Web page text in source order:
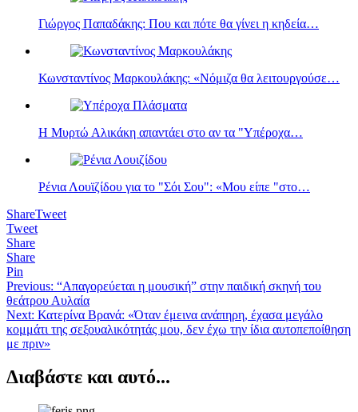
Γιώργος Παπαδάκης: Που και πότε θα γίνει η κηδεία…
Κωνσταντίνος Μαρκουλάκης: «Νόμιζα θα λειτουργούσε…
Η Μυρτώ Αλικάκη απαντάει στο αν τα "Υπέροχα…
Ρένια Λουϊζίδου για το "Σόι Σου": «Μου είπε "στο…
ShareTweet
Tweet
Share
Share
Pin
Πλοήγηση
άρθρων
Previous: “Απαγορεύεται η μουσική” στην παιδική σκηνή του
θεάτρου Αυλαία
Next: Κατερίνα Βρανά: «Όταν έμεινα ανάπηρη, έχασα μεγάλο
κομμάτι της σεξουαλικότητάς μου, δεν έχω την ίδια αυτοπεποίθηση
με πριν»
Διαβάστε και αυτό...